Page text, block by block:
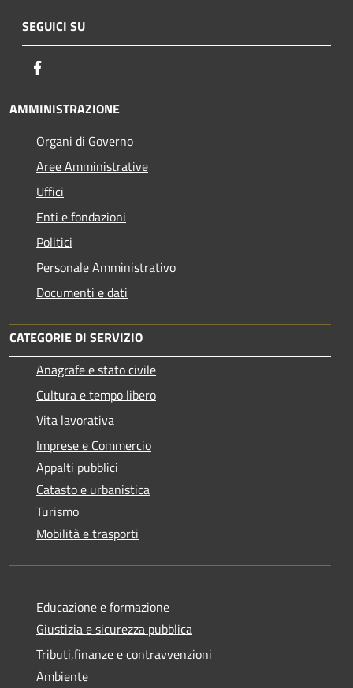
SEGUICI SU
AMMINISTRAZIONE
Organi di Governo
Aree Amministrative
Uffici
Enti e fondazioni
Politici
Personale Amministrativo
Documenti e dati
CATEGORIE DI SERVIZIO
Anagrafe e stato civile
Cultura e tempo libero
Vita lavorativa
Imprese e Commercio
Appalti pubblici
Catasto e urbanistica
Turismo
Mobilità e trasporti
Educazione e formazione
Giustizia e sicurezza pubblica
Tributi,finanze e contravvenzioni
Ambiente